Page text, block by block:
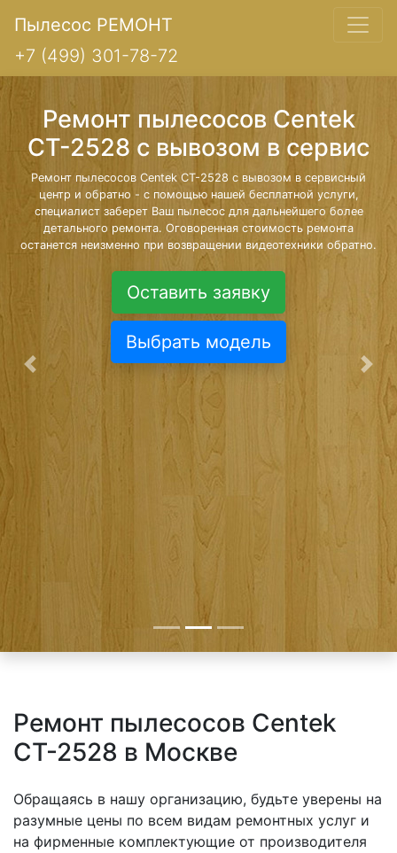
Пылесос РЕМОНТ
+7 (499) 301-78-72
Ремонт пылесосов Centek
CT-2528 с вывозом в сервис
Ремонт пылесосов Centek CT-2528 с вывозом в сервисный
центр и обратно - с помощью нашей бесплатной услуги,
специалист заберет Ваш пылесос для дальнейшего более
детального ремонта. Оговоренная стоимость ремонта
останется неизменно при возвращении видеотехники обратно.
Оставить заявку
Выбрать модель
Предыдущая
Ремонт пылесосов Centek
CT-2528 в Москве
Обращаясь в нашу организацию, будьте уверены на
разумные цены по всем видам ремонтных услуг и
на фирменные комплектующие от производителя